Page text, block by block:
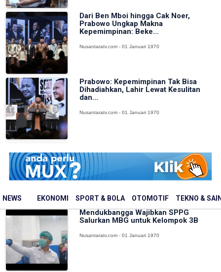
NEWS EKONOMI SPORT & BOLA OTOMOTIF TEKNO &
Dari Ben Mboi hingga Cak Noer,
Prabowo Ungkap Makna
Kepemimpinan: Beke...
Nusantaratv.com - 01 Januari 1970
Prabowo: Kepemimpinan Tak Bisa
Dihadiahkan, Lahir Lewat Kesulitan
dan...
Nusantaratv.com - 01 Januari 1970
Jembatan, Perbaiki 70.000 Sekolah
Nusantaratv.com - 01 Januari 1970
Mendukbangga Wajibkan SPPG
Salurkan MBG untuk Kelompok 3B
Nusantaratv.com - 01 Januari 1970